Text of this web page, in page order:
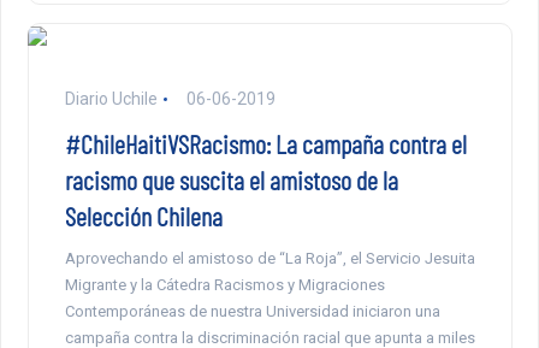
Diario Uchile 06-06-2019
#ChileHaitiVSRacismo: La campaña contra el
racismo que suscita el amistoso de la
Selección Chilena
Aprovechando el amistoso de “La Roja”, el Servicio Jesuita
Migrante y la Cátedra Racismos y Migraciones
Contemporáneas de nuestra Universidad iniciaron una
campaña contra la discriminación racial que apunta a miles